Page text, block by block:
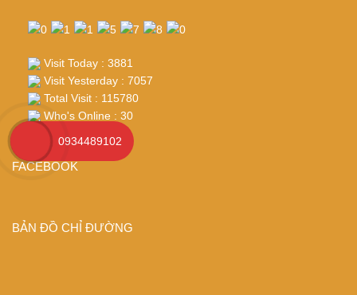
Visit Today : 3881
Visit Yesterday : 7057
Total Visit : 115780
Who's Online : 30
FACEBOOK
BẢN ĐỒ CHỈ ĐƯỜNG
0934489102